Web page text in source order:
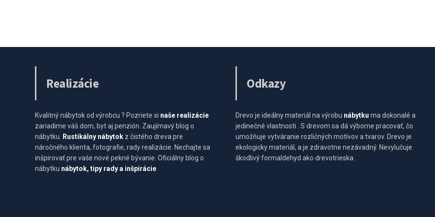
Realizácie
Kvalitný nábytok od výrobcu ? Pozriete si naše realizácie
zariadime váš dom, byt aj penzión. Zaujímavý blog o
nábytku.
Rustikálny nábytok z čistého dreva pre
náročného klienta, fotografie, rady realizácie. Nechajte sa
inšpirovať pre vaše nové pekné bývanie. Oficiálny blog o
nábytku nábytok, tipy rady a inšpirácie
Odkazy
Drevo je ideálny materiál na výrobu nábytku ma dokonalé a
jedinečné vlastnosti . S drevom sa dá výborne pracovať, čo
umožňuje vytváranie rozličných motívov a tvarov. Drevo je
ekologicky materiál, a je zdravotne nezávadný. Nevylučuje
škodlivý formaldehyd ako drevotrieska .